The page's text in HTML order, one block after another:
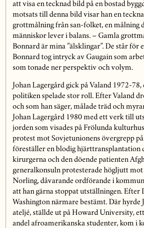
att visa en tecknad bild på en bostad
motsats till denna bild visar han en
grottmålning från san-folket, en målning
människor lever i balans. – Gamla
Bonnard är mina ”älsklingar”. De står för
Bonnard tog intryck av Gaugain som
som tonade ner perspektiv och volym.
Johan Lagergård gick på Valand 1972-
politiken spelade stor roll. Efter Valand
och som han säger, målade träd och
Johan Lagergård 1980 med ett verk till
jorden som visades på Frölunda
protest mot Sovjetunionens övergrepp
föreställer en blodig hjärttransplantation
kirurgerna och den döende patienten
generalkonsuln protesterade högljutt
Norling, dåvarande ordförande i
att han gärna stoppat utställningen. Efter
Washington närmare bestämt. Där hyrde
ateljé, ställde ut på Howard University,
andel afroamerikanska studenter, kom i